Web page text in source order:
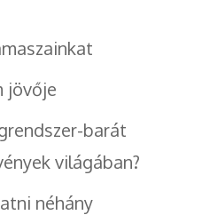
jövője
barát
világában?
néhány